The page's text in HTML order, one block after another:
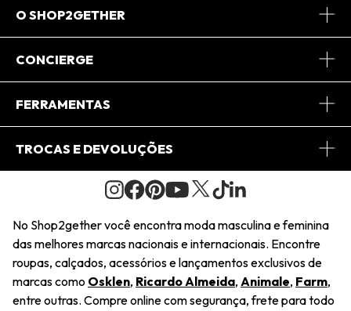
O SHOP2GETHER
Sobre Nós
Journal
Saiu na Mídia
Sustentabilidade
CONCIERGE
Central de Relacionamento
Regulamento e Promoções
FERRAMENTAS
Minha Conta
Pedido de Presente
Wishlist
TROCAS E DEVOLUÇÕES
Condições Gerais
Troca Fácil
Restituição de Pagamento
Dúvidas Frequentes
No Shop2gether você encontra moda masculina e feminina
das melhores marcas nacionais e internacionais. Encontre
roupas, calçados, acessórios e lançamentos exclusivos de
marcas como Osklen, Ricardo Almeida, Animale, Farm,
entre outras. Compre online com segurança, frete para todo